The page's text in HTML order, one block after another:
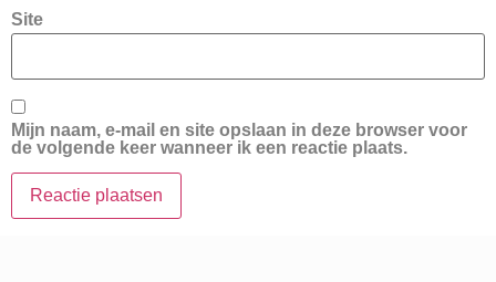
Site
Mijn naam, e-mail en site opslaan in deze browser voor
de volgende keer wanneer ik een reactie plaats.